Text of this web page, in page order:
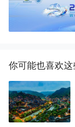
你可能也喜欢